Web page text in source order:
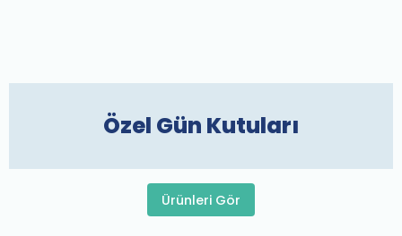
Özel Gün Kutuları
Ürünleri Gör